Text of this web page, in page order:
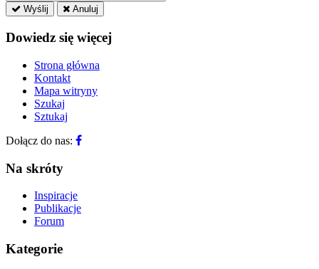
Wyślij Anuluj
Dowiedz się więcej
Strona główna
Kontakt
Mapa witryny
Szukaj
Sztukaj
Dołącz do nas:
Na skróty
Inspiracje
Publikacje
Forum
Kategorie